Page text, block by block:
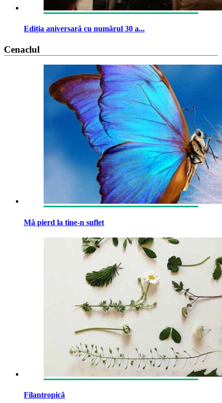
Ediția aniversară cu numărul 30 a...
Cenaclul
Mă pierd la tine-n suflet
Filantropică